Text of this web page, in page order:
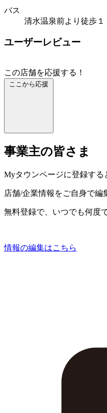
バス
清水温泉前より徒歩１
ユーザーレビュー
この店舗を応援する！
ここから応援
事業主の皆さま
Myタウンページに登録する
店舗/企業情報をご自身で編
無料登録で、いつでも何度
情報の編集はこちら